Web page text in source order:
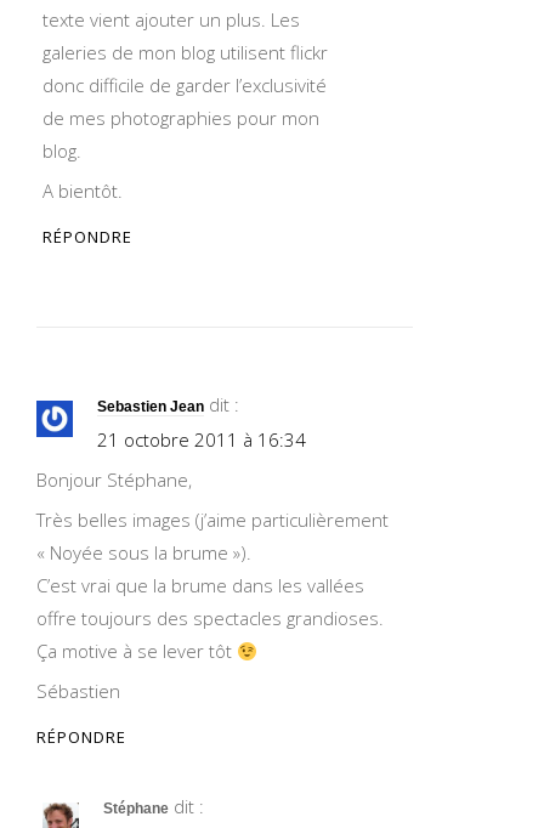
texte vient ajouter un plus. Les
galeries de mon blog utilisent flickr
donc difficile de garder l’exclusivité
de mes photographies pour mon
blog.
A bientôt.
RÉPONDRE
Sebastien Jean dit :
21 octobre 2011 à 16:34
Bonjour Stéphane,
Très belles images (j’aime particulièrement
« Noyée sous la brume »).
C’est vrai que la brume dans les vallées
offre toujours des spectacles grandioses.
Ça motive à se lever tôt
Sébastien
RÉPONDRE
Stéphane dit :